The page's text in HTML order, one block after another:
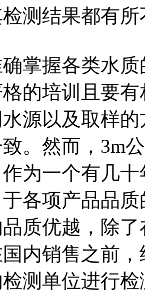
测结果都有
掌握各类水
的培训且要
源以及取样
。然而，3m
为一个有几
各项产品品
质优越，除
内销售之前
测单位进行